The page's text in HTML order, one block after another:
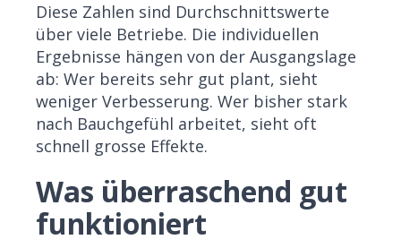
Diese Zahlen sind Durchschnittswerte
über viele Betriebe. Die individuellen
Ergebnisse hängen von der Ausgangslage
ab: Wer bereits sehr gut plant, sieht
weniger Verbesserung. Wer bisher stark
nach Bauchgefühl arbeitet, sieht oft
schnell grosse Effekte.
Was überraschend gut
funktioniert